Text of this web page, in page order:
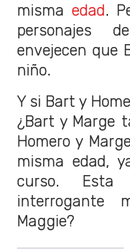
misma edad.
personajes
envejecen que
niño.
Y si Bart y
¿Bart y Marge
Homero y
misma edad,
curso. Esta
interrogante
Maggie?